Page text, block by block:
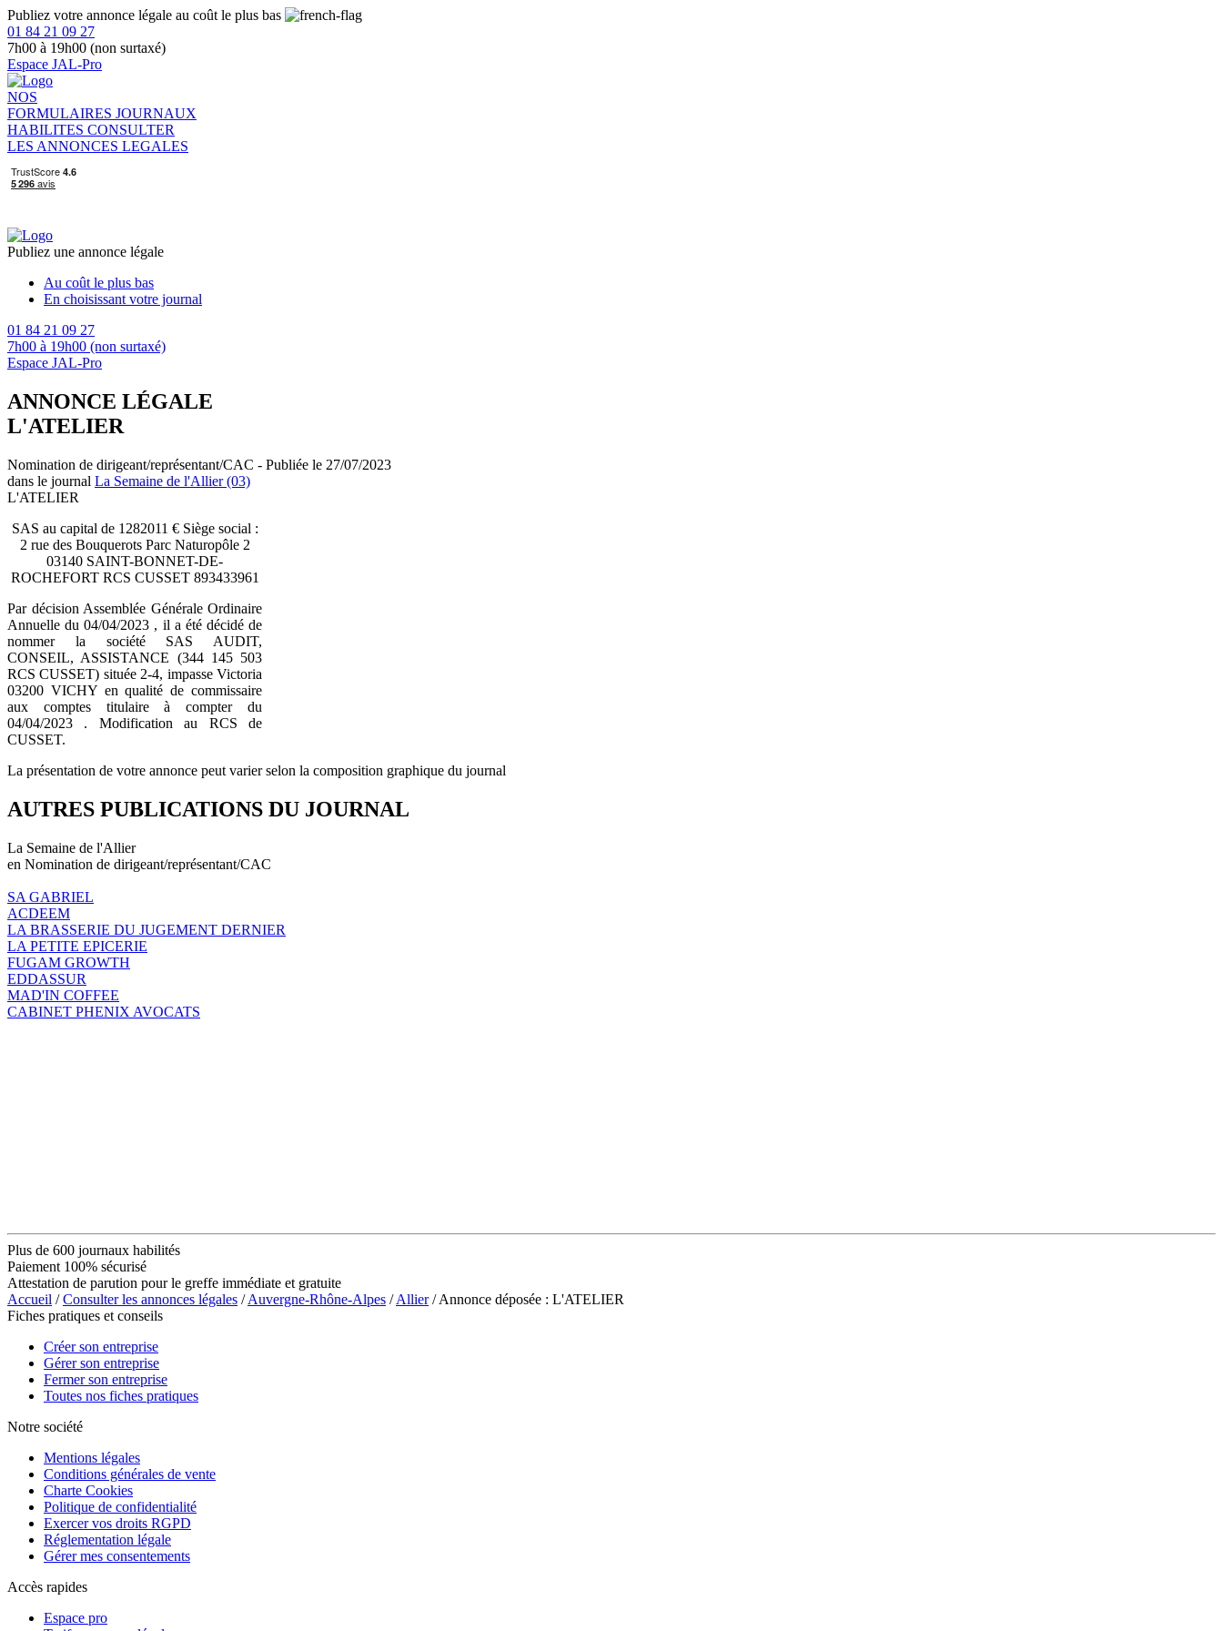
Publiez votre annonce légale au coût le plus bas
01 84 21 09 27
7h00 à 19h00 (non surtaxé)
Espace JAL-Pro
NOS
FORMULAIRES JOURNAUX
HABILITES CONSULTER
LES ANNONCES LEGALES
Publiez une annonce légale
Au coût le plus bas
En choisissant votre journal
01 84 21 09 27
7h00 à 19h00 (non surtaxé)
Espace JAL-Pro
ANNONCE LÉGALE
L'ATELIER
Nomination de dirigeant/représentant/CAC - Publiée le 27/07/2023
dans le journal La Semaine de l'Allier (03)
L'ATELIER
SAS au capital de 1282011 € Siège social :
2 rue des Bouquerots Parc Naturopôle 2
03140 SAINT-BONNET-DE-
ROCHEFORT RCS CUSSET 893433961
Par décision Assemblée Générale Ordinaire
Annuelle du 04/04/2023 , il a été décidé de
nommer la société SAS AUDIT,
CONSEIL, ASSISTANCE (344 145 503
RCS CUSSET) située 2-4, impasse Victoria
03200 VICHY en qualité de commissaire
aux comptes titulaire à compter du
04/04/2023 . Modification au RCS de
CUSSET.
La présentation de votre annonce peut varier selon la composition graphique du journal
AUTRES PUBLICATIONS DU JOURNAL
La Semaine de l'Allier
en Nomination de dirigeant/représentant/CAC
SA GABRIEL
ACDEEM
LA BRASSERIE DU JUGEMENT DERNIER
LA PETITE EPICERIE
FUGAM GROWTH
EDDASSUR
MAD'IN COFFEE
CABINET PHENIX AVOCATS
Plus de 600 journaux habilités
Paiement 100% sécurisé
Attestation de parution pour le greffe immédiate et gratuite
Accueil /Consulter les annonces légales /Auvergne-Rhône-Alpes /Allier/ Annonce déposée : L'ATELIER
Fiches pratiques et conseils
Créer son entreprise
Gérer son entreprise
Fermer son entreprise
Toutes nos fiches pratiques
Notre société
Mentions légales
Conditions générales de vente
Charte Cookies
Politique de confidentialité
Exercer vos droits RGPD
Réglementation légale
Gérer mes consentements
Accès rapides
Espace pro